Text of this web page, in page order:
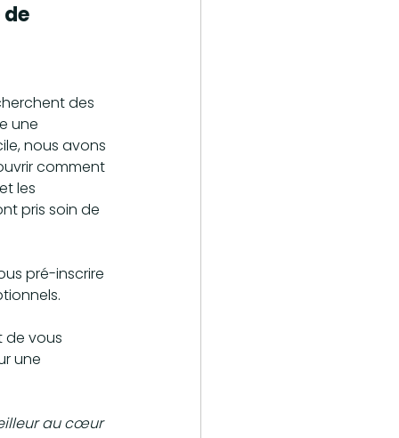
de
des
une
nous avons
comment
les
pris soin de
pré-inscrire
de vous
une
au cœur